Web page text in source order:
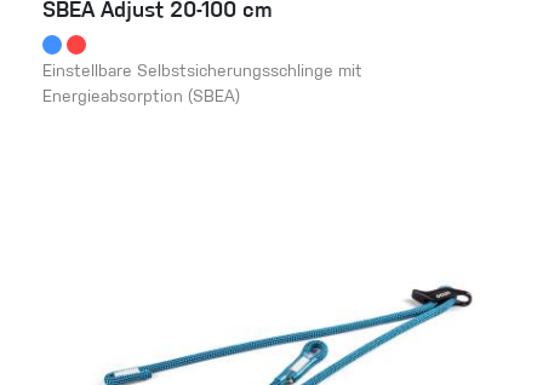
SBEA Adjust 20-100 cm
Einstellbare Selbstsicherungsschlinge mit
Energieabsorption (SBEA)